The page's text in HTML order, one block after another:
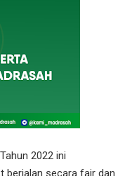
2022 ini
berjalan secara fair dan